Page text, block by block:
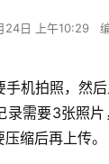
24日 上午10:29
手机拍照，然
需要3张照片
缩后再上传。